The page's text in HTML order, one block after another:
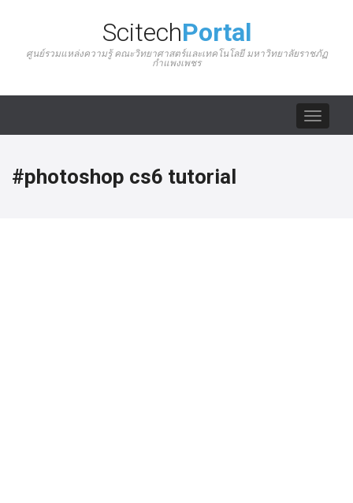
ScitechPortal
ศูนย์รวมแหล่งความรู้ คณะวิทยาศาสตร์และเทคโนโลยี มหาวิทยาลัยราชภัฏ
กำแพงเพชร
Toggle
#photoshop cs6 tutorial